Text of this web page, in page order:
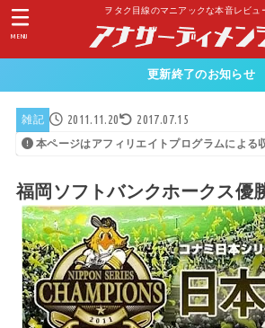
ヲタク目線のマニアックな本音レビュ
MENU
更新終了のお知らせ
雑記 2011.11.20 2017.07.15
本ページはアフィリエイトプログラムによる
福岡ソフトバンクホークス優